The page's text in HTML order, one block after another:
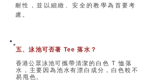
耐性，並以細緻、安全的教學為首要考
慮。
五、泳池可否著 Tee 落水？
香港公眾泳池​可攜帶清潔的白色 T 恤落
水，主要因為池水有漂白成分，白色較不
易甩色。